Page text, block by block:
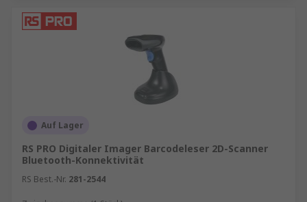
Auf Lager
RS PRO Digitaler Imager Barcodeleser 2D-Scanner
Bluetooth-Konnektivität
RS Best.-Nr. 281-2544